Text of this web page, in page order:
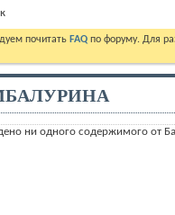
почитать FAQ по форуму. Для
ни одного содержимого от